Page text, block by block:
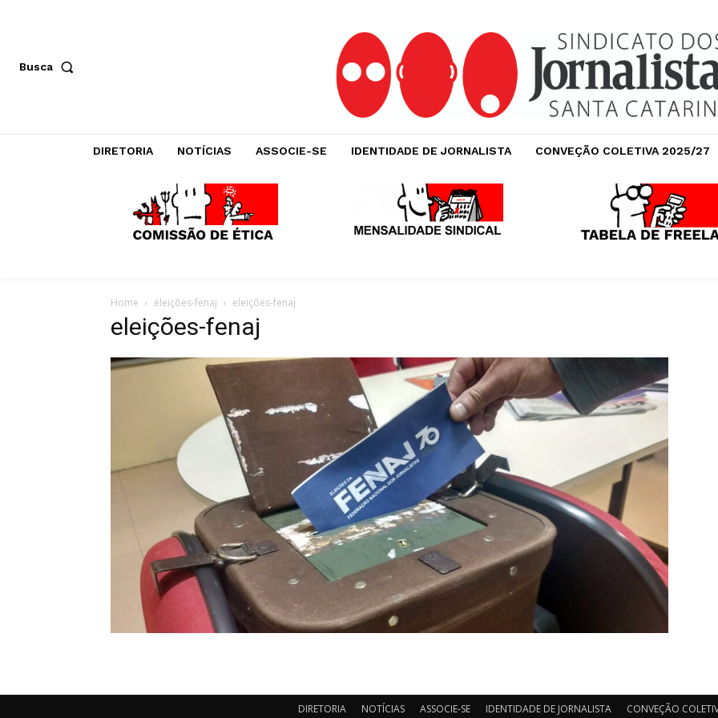
Busca
DIRETORIA NOTÍCIAS ASSOCIE-SE IDENTIDADE DE JORNALISTA CONVEÇÃO COLETIVA 2025/27
Home eleições-fenaj eleições-fenaj
eleições-fenaj
DIRETORIA NOTÍCIAS ASSOCIE-SE IDENTIDADE DE JORNALISTA CONVEÇÃO